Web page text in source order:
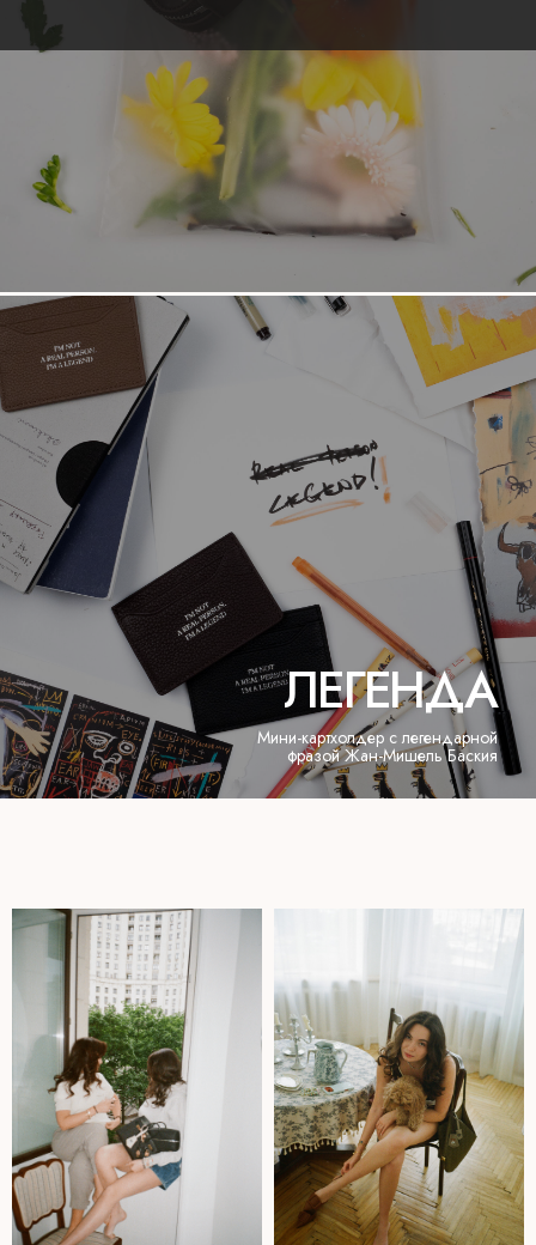
Keybell
ИП Толстова Мария Сергеевна
ОГРНИП 323774600704274
Договор-оферта
Политика конфиденциальности
[ РАЗРАБОТКА САЙТА ]
КАТАЛОГ
ГЛАВНАЯ
питомцы
о бренде
доставка
упаковка
персонализация
легенда
сертификаты